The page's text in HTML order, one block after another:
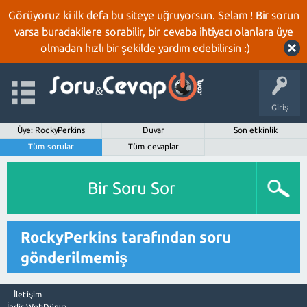
Görüyoruz ki ilk defa bu siteye uğruyorsun. Selam ! Bir sorun
varsa buradakilere sorabilir, bir cevaba ihtiyacı olanlara üye
olmadan hızlı bir şekilde yardım edebilirsin :)
Giriş
Üye: RockyPerkins Duvar
Son etkinlik
Tüm sorular
Tüm cevaplar
Bir Soru Sor
RockyPerkins tarafından soru
gönderilmemiş
İletişim